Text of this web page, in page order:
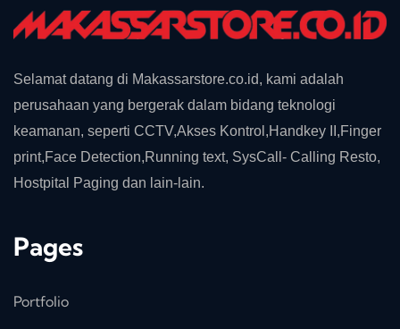
Selamat datang di Makassarstore.co.id, kami adalah
perusahaan yang bergerak dalam bidang teknologi
keamanan, seperti CCTV,Akses Kontrol,Handkey II,Finger
print,Face Detection,Running text, SysCall- Calling Resto,
Hostpital Paging dan lain-lain.
Pages
Portfolio